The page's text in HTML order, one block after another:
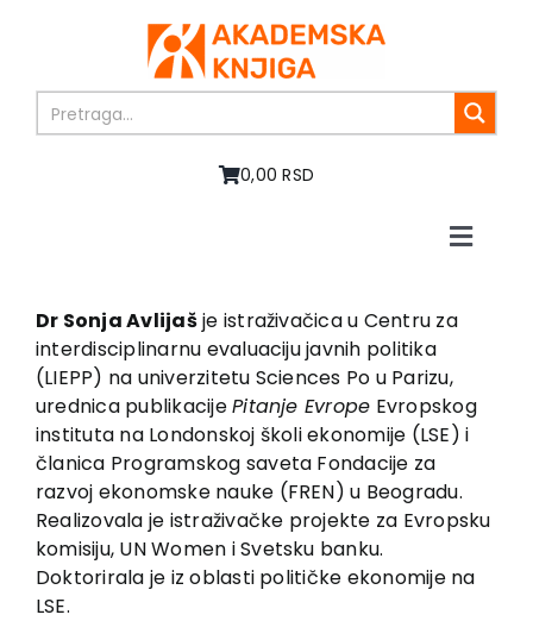
0,00 RSD
Toggle
About us
Books
In preparation
Sale
Authors
News
EU PROJECTS
Contact
Dr Sonja Avlijašje istraživačica u Centru za
interdisciplinarnu evaluaciju javnih politika
(LIEPP) na univerzitetu Sciences Po u Parizu,
urednica publikacijePitanje Evrope Evropskog
instituta na Londonskoj školi ekonomije (LSE) i
članica Programskog saveta Fondacije za
razvoj ekonomske nauke (FREN) u Beogradu.
Realizovala je istraživačke projekte za Evropsku
komisiju, UN Women i Svetsku banku.
Doktorirala je iz oblasti političke ekonomije na
LSE.